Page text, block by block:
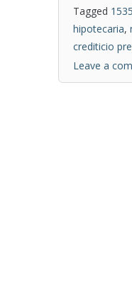
Tagged
hipotecaria,
crediticio
Leave a